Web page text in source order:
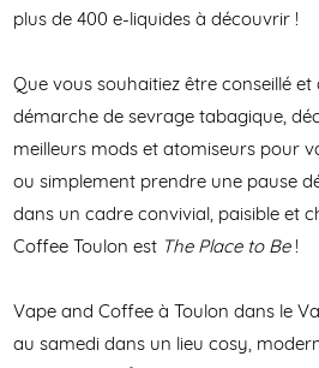
plus de 400 e-liquides à découvrir !
Que vous souhaitiez être conseillé
démarche de sevrage tabagique,
meilleurs mods et atomiseurs pour
ou simplement prendre une pause
dans un cadre convivial, paisible et
Coffee Toulon est The Place to Be!
Vape and Coffee à Toulon dans le
au samedi dans un lieu cosy,